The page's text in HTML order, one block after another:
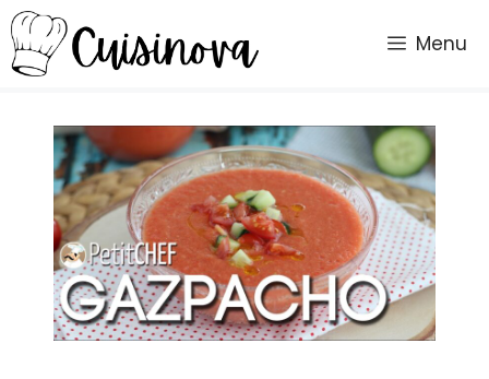
Vai
al
contenuto
Menu